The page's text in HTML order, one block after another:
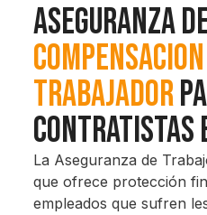
Aseguranza
Trabajador
Contratistas
La Aseguranza de
que ofrece protección
empleados que sufren